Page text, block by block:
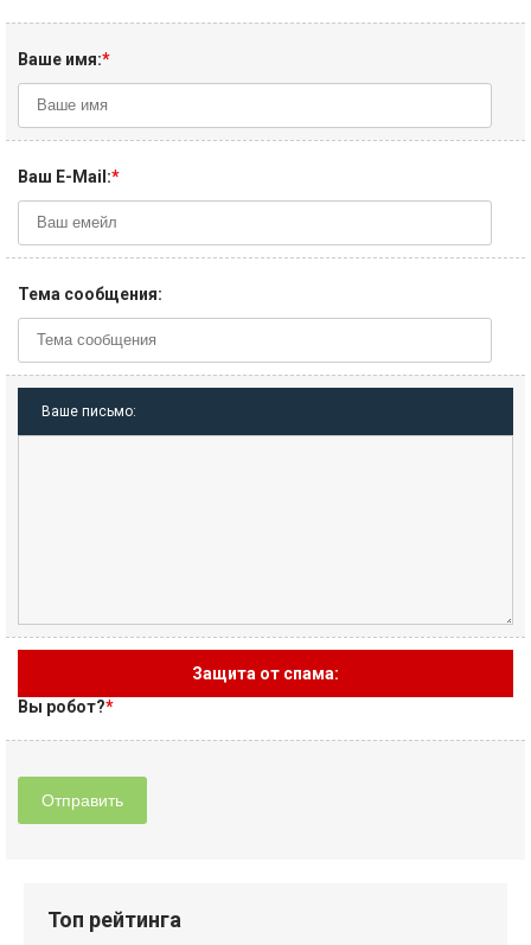
Ваше имя:*
Ваш E-Mail:*
Тема сообщения:
Ваше письмо:
Защита от спама:
Вы робот?*
Отправить
Топ рейтинга